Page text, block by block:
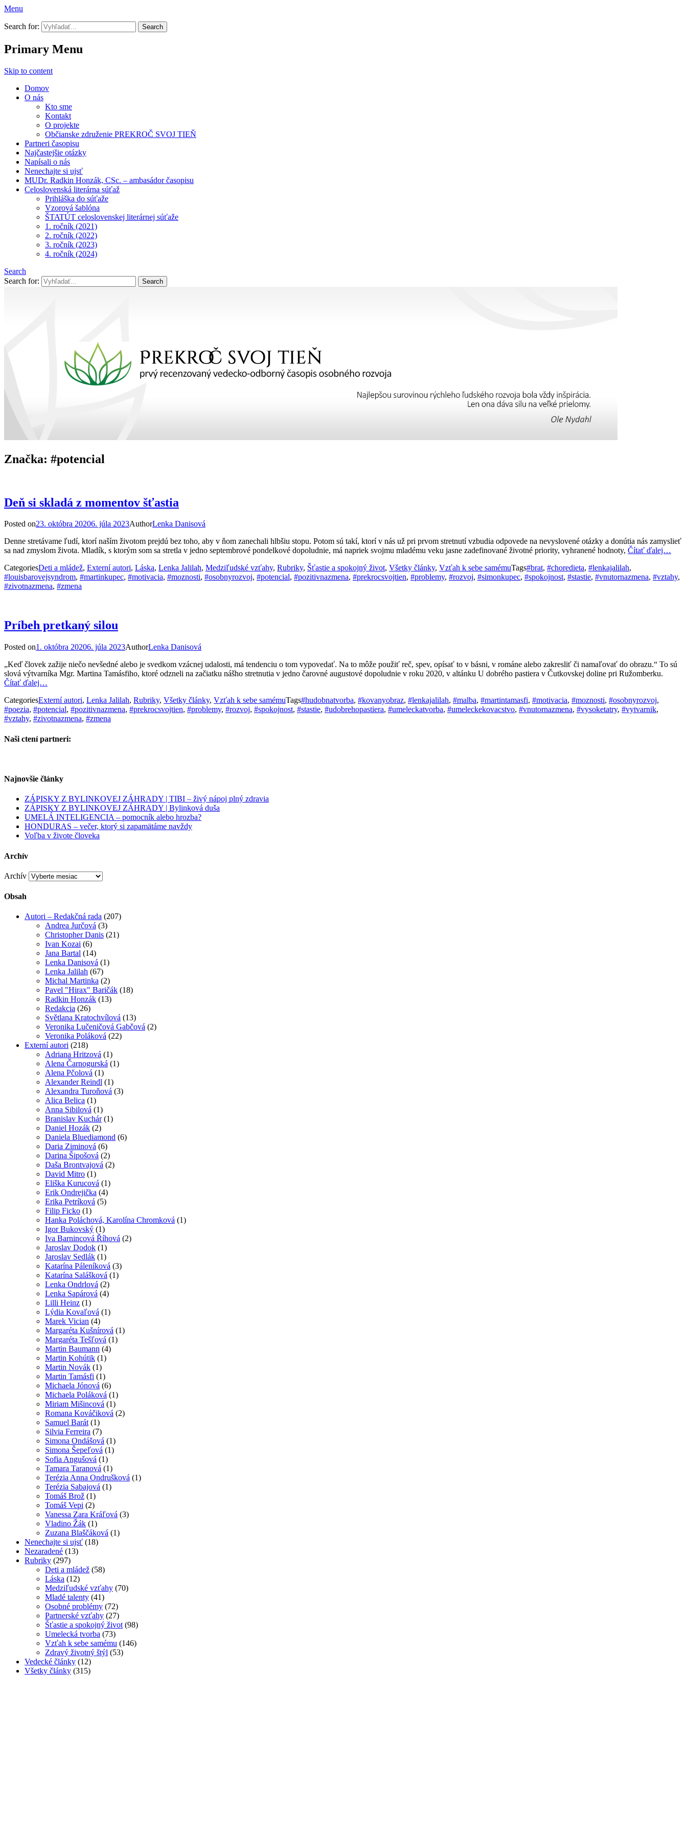
Menu
Prekroč svoj tieň
Search for:
Primary Menu
Skip to content
Domov
O nás
Kto sme
Kontakt
O projekte
Občianske združenie PREKROČ SVOJ TIEŇ
Partneri časopisu
Najčastejšie otázky
Napísali o nás
Nenechajte si ujsť
MUDr. Radkin Honzák, CSc. – ambasádor časopisu
Celoslovenská literárna súťaž
Prihláška do súťaže
Vzorová šablóna
ŠTATÚT celoslovenskej literárnej súťaže
1. ročník (2021)
2. ročník (2022)
3. ročník (2023)
4. ročník (2024)
Search
Search for:
Značka: #potencial
Deň si skladá z momentov šťastia
Posted on23. októbra 20206. júla 2023AuthorLenka Danisová
Denne stretávame ľudí, ktorí naším životom prejdú bez toho, aby v ňom zanechali hlbšiu stopu. Potom sú takí, ktorí v nás už pri prvom stretnutí vzbudia odpovede na nevyslovené otázky a donútia nás zamyslieť
sa nad zmyslom života. Mladík, s ktorým som sa stretla v jedno septembrové pondelkové dopoludnie, má napriek svojmu mladému veku jasne zadefinované životné priority, vyhranené hodnoty, Čítať ďalej…
CategoriesDeti a mládež, Externí autori, Láska, Lenka Jalilah, Medziľudské vzťahy, Rubriky, Šťastie a spokojný život, Všetky články, Vzťah k sebe samémuTags#brat, #choredieta, #lenkajalilah,
#louisbarovejsyndrom, #martinkupec, #motivacia, #moznosti, #osobnyrozvoj, #potencial, #pozitivnazmena, #prekrocsvojtien, #problemy, #rozvoj, #simonkupec, #spokojnost, #stastie, #vnutornazmena, #vztahy,
#zivotnazmena, #zmena
Príbeh pretkaný silou
Posted on1. októbra 20206. júla 2023AuthorLenka Danisová
„Keď človek zažije niečo nevšedné alebo je svedkom vzácnej udalosti, má tendenciu o tom vypovedať. Na to môže použiť reč, spev, opísať to v básni, v románe alebo zakresliť či namaľovať do obrazu.“ To sú
slová výtvarníka Mgr. Martina Tamásfiho, ktoré odzneli na začiatku nášho stretnutia v jedno čarovné augustové dopoludnie v roku 2020, v altánku U dobrého pastiera v Čutkovskej doline pri Ružomberku.
Čítať ďalej…
CategoriesExterní autori, Lenka Jalilah, Rubriky, Všetky články, Vzťah k sebe samémuTags#hudobnatvorba, #kovanyobraz, #lenkajalilah, #malba, #martintamasfi, #motivacia, #moznosti, #osobnyrozvoj,
#poezia, #potencial, #pozitivnazmena, #prekrocsvojtien, #problemy, #rozvoj, #spokojnost, #stastie, #udobrehopastiera, #umeleckatvorba, #umeleckekovacstvo, #vnutornazmena, #vysoketatry, #vytvarnik,
#vztahy, #zivotnazmena, #zmena
Naši ctení partneri:
Najnovšie články
ZÁPISKY Z BYLINKOVEJ ZÁHRADY | TIBI – živý nápoj plný zdravia
ZÁPISKY Z BYLINKOVEJ ZÁHRADY | Bylinková duša
UMELÁ INTELIGENCIA – pomocník alebo hrozba?
HONDURAS – večer, ktorý si zapamätáme navždy
Voľba v živote človeka
Archív
Archív
Obsah
Autori – Redakčná rada (207)
Andrea Jurčová (3)
Christopher Danis (21)
Ivan Kozai (6)
Jana Bartal (14)
Lenka Danisová (1)
Lenka Jalilah (67)
Michal Martinka (2)
Pavel "Hirax" Baričák (18)
Radkin Honzák (13)
Redakcia (26)
Světlana Kratochvílová (13)
Veronika Lučeničová Gabčová (2)
Veronika Poláková (22)
Externí autori (218)
Adriana Hritzová (1)
Alena Čarnogurská (1)
Alena Pčolová (1)
Alexander Reindl (1)
Alexandra Turoňová (3)
Alica Belica (1)
Anna Sibilová (1)
Branislav Kuchár(1)
Daniel Hozák (2)
Daniela Bluediamond (6)
Daria Ziminová (6)
Darina Šipošová (2)
Daša Brontvajová (2)
David Mitro (1)
Eliška Kurucová (1)
Erik Ondrejička (4)
Erika Petríková (5)
Filip Ficko (1)
Hanka Poláchová, Karolína Chromková (1)
Igor Bukovský (1)
Iva Barnincová Říhová (2)
Jaroslav Dodok (1)
Jaroslav Sedlák (1)
Katarína Páleníková (3)
Katarína Salášková (1)
Lenka Ondrlová (2)
Lenka Sapárová (4)
Lilli Heinz (1)
Lýdia Kovaľová (1)
Marek Vician (4)
Margaréta Kušnírová (1)
Margaréta Tešľová (1)
Martin Baumann (4)
Martin Kohútik (1)
Martin Novák (1)
Martin Tamásfi (1)
Michaela Jónová (6)
Michaela Poláková (1)
Miriam Mišincová (1)
Romana Kováčiková (2)
Samuel Barát (1)
Silvia Ferreira (7)
Simona Ondášová (1)
Simona Šepeľová (1)
Sofia Angušová (1)
Tamara Taranová (1)
Terézia Anna Ondrušková (1)
Terézia Sabajová (1)
Tomáš Brož (1)
Tomáš Vepi (2)
Vanessa Zara Kráľová (3)
Vladino Žák (1)
Zuzana Blaščáková (1)
Nenechajte si ujsť (18)
Nezaradené (13)
Rubriky (297)
Deti a mládež (58)
Láska (12)
Medziľudské vzťahy (70)
Mladé talenty (41)
Osobné problémy (72)
Partnerské vzťahy (27)
Šťastie a spokojný život (98)
Umelecká tvorba (73)
Vzťah k sebe samému (146)
Zdravý životný štýl (53)
Vedecké články (12)
Všetky články (315)